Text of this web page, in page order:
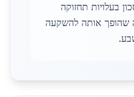
בעלויות תחזוקה
שהופך אותה להשקעה